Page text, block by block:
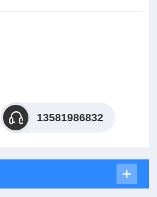
13581986832